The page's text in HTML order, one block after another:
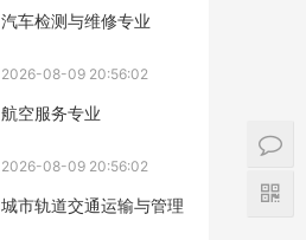
汽车检测与维修专业
2026-08-09 20:56:02
航空服务专业
2026-08-09 20:56:02
城市轨道交通运输与管理